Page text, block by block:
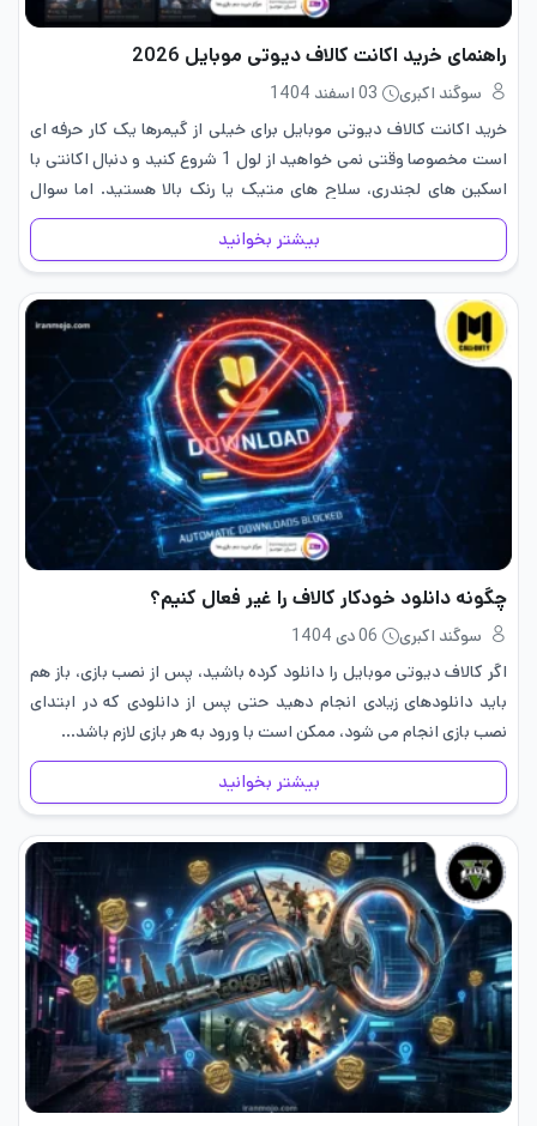
راهنمای خرید اکانت کالاف دیوتی موبایل 2026
سوگند اکبری
03 اسفند 1404
خرید اکانت کالاف دیوتی موبایل برای خیلی از گیمرها یک کار حرفه ای
است مخصوصا وقتی نمی خواهید از لول 1 شروع کنید و دنبال اکانتی با
اسکین های لجندری، سلاح های متیک یا رنک بالا هستید. اما سوال
اصلی…
بیشتر بخوانید
چگونه دانلود خودکار کالاف را غیر فعال کنیم؟
سوگند اکبری
06 دی 1404
اگر کالاف دیوتی موبایل را دانلود کرده باشید، پس از نصب بازی، باز هم
باید دانلودهای زیادی انجام دهید حتی پس از دانلودی که در ابتدای
نصب بازی انجام می شود، ممکن است با ورود به هر بازی لازم باشد…
بیشتر بخوانید